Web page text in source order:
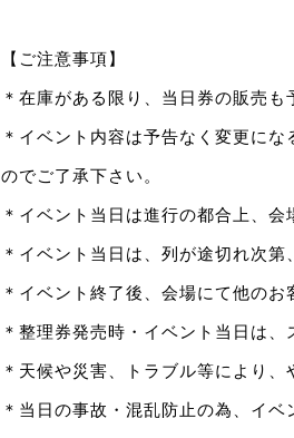
【ご注意事項】
＊在庫がある限り、当日券の販売も
＊イベント内容は予告なく変更に
のでご了承下さい。
＊イベント当日は進行の都合上、
＊イベント当日は、列が途切れ次第
＊イベント終了後、会場にて他のお
＊整理券発売時・イベント当日は、
＊天候や災害、トラブル等により、
＊当日の事故・混乱防止の為、イ